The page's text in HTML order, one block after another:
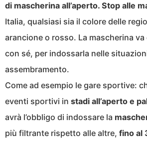
di mascherina all’aperto. Stop alle
Italia, qualsiasi sia il colore delle
arancione o rosso. La mascherina
con sé, per indossarla nelle
assembramento.
Come ad esempio le gare sportive:
eventi sportivi in stadi all’aperto e
avrà l’obbligo di indossare la
più filtrante rispetto alle altre, fino al